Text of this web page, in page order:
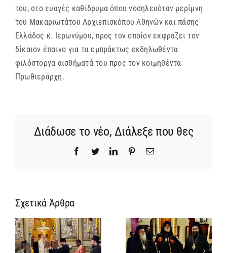
του, στο ευαγές καθίδρυμα όπου νοσηλευόταν μερίμνη
του Μακαριωτάτου Αρχιεπισκόπου Αθηνών και πάσης
Ελλάδος κ. Ιερωνύμου, προς τον οποίον εκφράζει τον
δίκαιον έπαινο για τα εμπράκτως εκδηλωθέντα
φιλόστοργα αισθήματά του προς τον κοιμηθέντα
Πρωθιεράρχη.
Διάδωσε το νέο, Διάλεξε που θες
Facebook
TwitterLinkedInPinterestEmail
Σχετικά ΆρθραΊδρυση
Γυναικείας
Ιεράς
Πατριαρχικής
και